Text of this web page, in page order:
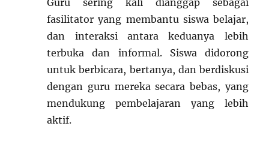
Guru sering kali dianggap sebagai
fasilitator yang membantu siswa belajar,
dan interaksi antara keduanya lebih
terbuka dan informal. Siswa didorong
untuk berbicara, bertanya, dan berdiskusi
dengan guru mereka secara bebas, yang
mendukung pembelajaran yang lebih
aktif.